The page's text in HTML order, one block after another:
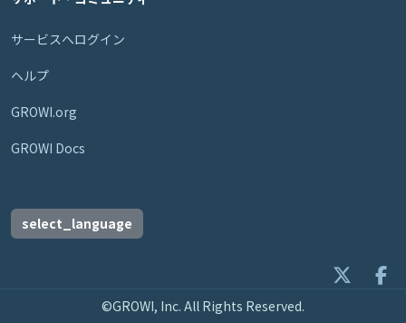
サービスへログイン
ヘルプ
GROWI.org
GROWI Docs
select_language
©GROWI, Inc. All Rights Reserved.